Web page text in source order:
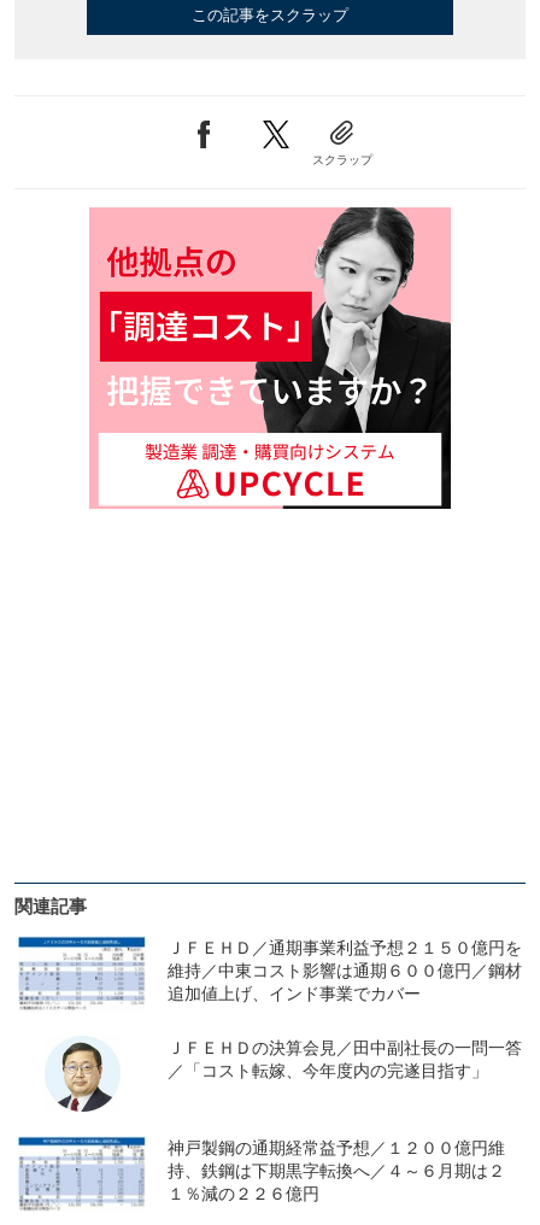
この記事をスクラップ
スクラップ
関連記事
ＪＦＥＨＤ／通期事業利益予想２１５０億円を
維持／中東コスト影響は通期６００億円／鋼材
追加値上げ、インド事業でカバー
ＪＦＥＨＤの決算会見／田中副社長の一問一答
／「コスト転嫁、今年度内の完遂目指す」
神戸製鋼の通期経常益予想／１２００億円維
持、鉄鋼は下期黒字転換へ／４～６月期は２
１％減の２２６億円